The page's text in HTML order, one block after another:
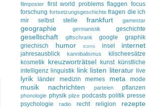
filmposter first world problems flaggen focus
forschung fortsetzungsgeschichte fragen die ich
mir selbst stelle
frankfurt gamestar
geographie germanistik geschichte
gesellschaft giftschrank google
graphik
griechisch
humor icons insel internet
jahresausblick kannibalismus
klischeesätze
kosmetik kreuzworträtsel kunst
künstliche
intelligenz linguistik link listen literatur live
lyrik länder medizin memes meta mode
musik nachrichten parteien pflanzen
phonologie physik pilze podcasts politik presse
psychologie
radio recht religion rezepte